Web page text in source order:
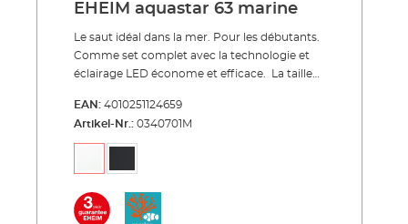
EHEIM aquastar 63 marine
Le saut idéal dans la mer. Pour les débutants.
Comme set complet avec la technologie et
éclairage LED économe et efficace. La taille
avec 63 litres est idéal pour les petits poissons
d’eau de mer. Le set complet se distingue par
la haute qualité et meilleur traitement. Le
décorative style aluminium. Le couvercle
peut être ouvert complètement pour
EAN: 4010251124659
Artikel-Nr.: 0340701M